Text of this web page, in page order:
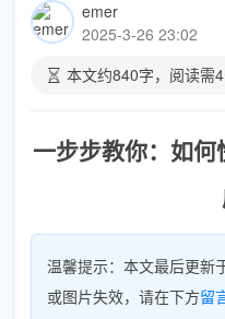
emer
2025-3-26 23:02
本文约840字，阅读需4
一步步教你：如
温馨提示：本文最后更新
或图片失效，请在下方留